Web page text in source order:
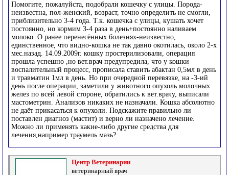
Помогите, пожалуйста, подобрали кошечку с улицы. Порода-
неизвестна, пол-женский, возраст, точно определить не смогли,
приблизительно 3-4 года. Т.к. кошечка с улицы, кушать хочет
постоянно, но кормим 3-4 раза в день+постоянно наливаем
молоко. О ранее перенесённых болезнях-неизвестно,
единственное, что видно-кошка не так давно окотилась, около 2-х
мес.назад. 14.09.2009г. кошку простерилизовали, операция
прошла успешно ,но вет.врач предупредила, что у кошки
воспалительный процесс, прописала ставить абактан 0,5мл в день
и травматин 1мл в день. Но при очередной перевязке, на -3-ий
день после операции, заметили у животного опухоль молочных
желез по всей левой стороне, обратились к вет.врачу, выписали
мастометрин. Анализов никаких не назначали. Кошка абсолютно
не даёт прикасаться к опухоли. Подскажите правильно ли
поставлен диагноз (мастит) и верно ли назначено лечение.
Можно ли применять какие-либо другие средства для
лечения,например траумель мазь?
Центр Ветеринарии
ветеринарный врач